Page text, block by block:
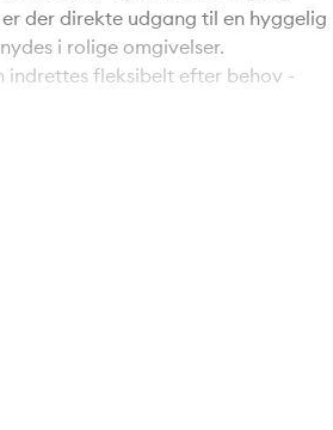
der direkte udgang til en hyggelig
i rolige omgivelser.
indrettes fleksibelt efter behov -
nem og overskuelig i